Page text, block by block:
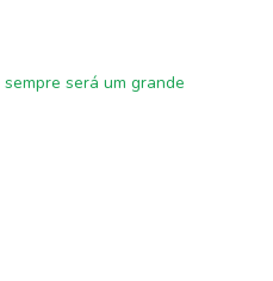
será um grande